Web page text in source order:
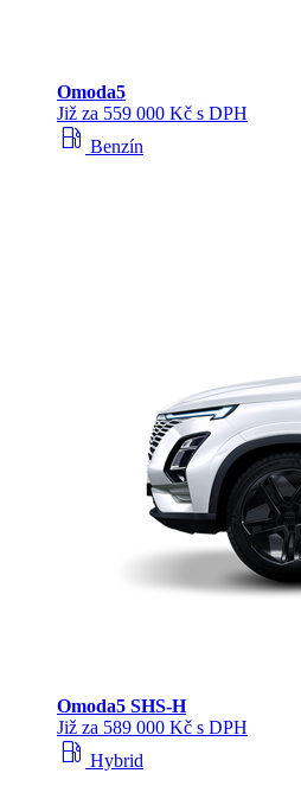
Omoda5
Již za 559 000 Kč s DPH
local_gas_station Benzín
Omoda5 SHS‑H
Již za 589 000 Kč s DPH
local_gas_station Hybrid